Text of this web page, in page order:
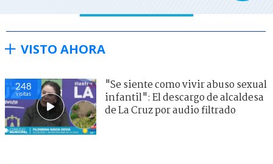
VISTO AHORA
245
visitas
"Se siente como vivir abuso sexual
infantil": El descargo de alcaldesa
de La Cruz por audio filtrado